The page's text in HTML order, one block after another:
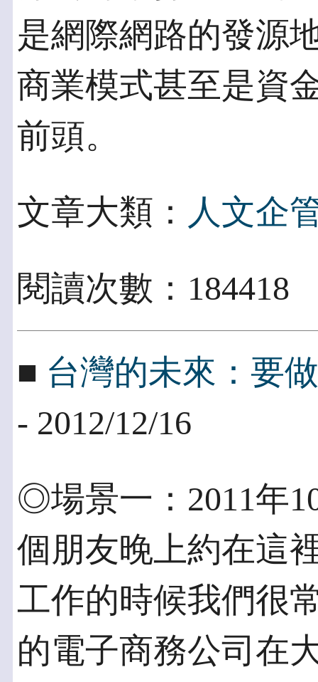
是網際網路的發源
商業模式甚至是資
前頭。
文章大類： 人文企
閱讀次數：
■ 台灣的未來：要
- 2012/12/16
◎場景一：2011年
個朋友晚上約在這
工作的時候我們很
的電子商務公司在